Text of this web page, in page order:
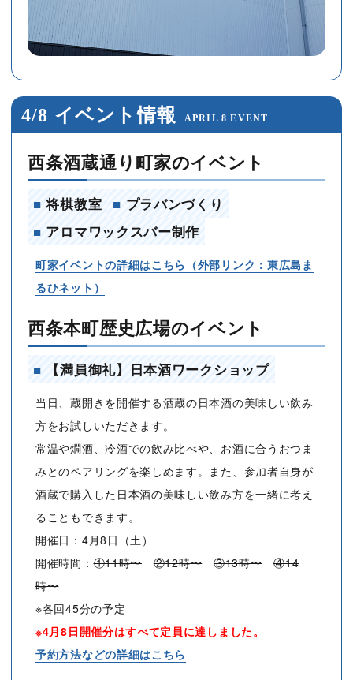
4/8 イベント情報 APRIL 8 EVENT
西条酒蔵通り町家のイベント
■ 将棋教室 ■ プラバンづくり
■ アロマワックスバー制作
町家イベントの詳細はこちら（外部リンク：東広島ま
るひネット）
西条本町歴史広場のイベント
■ 【満員御礼】日本酒ワークショップ
当日、蔵開きを開催する酒蔵の日本酒の美味しい飲み
方をお試しいただきます。
常温や燗酒、冷酒での飲み比べや、お酒に合うおつま
みとのペアリングを楽しめます。また、参加者自身が
酒蔵で購入した日本酒の美味しい飲み方を一緒に考え
ることもできます。
開催日：4月8日（土）
開催時間：①11時〜 ②12時〜 ③13時〜
④14
時〜
※各回45分の予定
※4月8日開催分はすべて定員に達しました。
予約方法などの詳細はこちら